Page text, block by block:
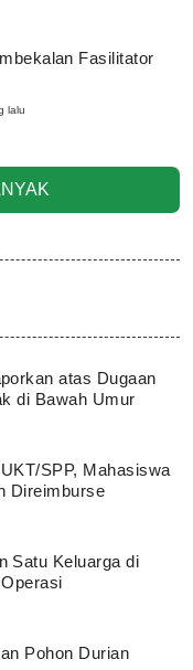
Fasilitator
lalu
atas Dugaan
di Bawah Umur
SPP, Mahasiswa
Direimburse
Satu Keluarga di
Pohon Durian